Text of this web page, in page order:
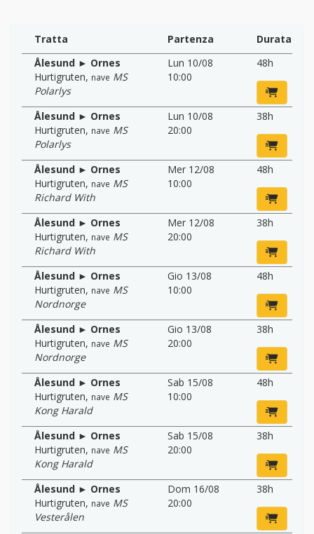
Tratta Partenza
Durata
Ålesund ► Ornes
Hurtigruten, nave MS
Polarlys
Lun 10/08
10:00
48h
Ålesund ► Ornes
Hurtigruten, nave MS
Polarlys
Lun 10/08
20:00
38h
Ålesund ► Ornes
Hurtigruten, nave MS
Richard With
Mer 12/08
10:00
48h
Ålesund ► Ornes
Hurtigruten, nave MS
Richard With
Mer 12/08
20:00
38h
Ålesund ► Ornes
Hurtigruten, nave MS
Nordnorge
Gio 13/08
10:00
48h
Ålesund ► Ornes
Hurtigruten, nave MS
Nordnorge
Gio 13/08
20:00
38h
Ålesund ► Ornes
Hurtigruten, nave MS
Kong Harald
Sab 15/08
10:00
48h
Ålesund ► Ornes
Hurtigruten, nave MS
Kong Harald
Sab 15/08
20:00
38h
Ålesund ► Ornes
Hurtigruten, nave MS
Vesterålen
Dom 16/08
20:00
38h